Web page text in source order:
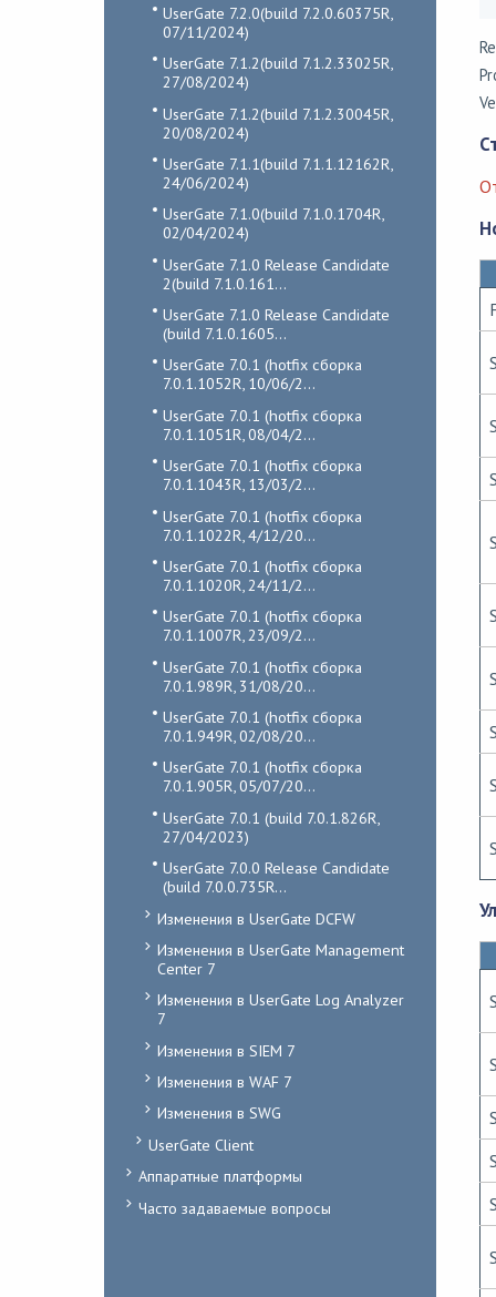
UserGate 7.2.0(build 7.2.0.60375R,
07/11/2024)
UserGate 7.1.2(build 7.1.2.33025R,
27/08/2024)
UserGate 7.1.2(build 7.1.2.30045R,
20/08/2024)
UserGate 7.1.1(build 7.1.1.12162R,
24/06/2024)
UserGate 7.1.0(build 7.1.0.1704R,
02/04/2024)
UserGate 7.1.0 Release Candidate
2(build 7.1.0.161...
UserGate 7.1.0 Release Candidate
(build 7.1.0.1605...
UserGate 7.0.1 (hotfix сборка
7.0.1.1052R, 10/06/2...
UserGate 7.0.1 (hotfix сборка
7.0.1.1051R, 08/04/2...
UserGate 7.0.1 (hotfix сборка
7.0.1.1043R, 13/03/2...
UserGate 7.0.1 (hotfix сборка
7.0.1.1022R, 4/12/20...
UserGate 7.0.1 (hotfix сборка
7.0.1.1020R, 24/11/2...
UserGate 7.0.1 (hotfix сборка
7.0.1.1007R, 23/09/2...
UserGate 7.0.1 (hotfix сборка
7.0.1.989R, 31/08/20...
UserGate 7.0.1 (hotfix сборка
7.0.1.949R, 02/08/20...
UserGate 7.0.1 (hotfix сборка
7.0.1.905R, 05/07/20...
UserGate 7.0.1 (build 7.0.1.826R,
27/04/2023)
UserGate 7.0.0 Release Candidate
(build 7.0.0.735R...
Изменения в UserGate DCFW
Изменения в UserGate Management
Center 7
Изменения в UserGate Log Analyzer
7
Изменения в SIEM 7
Изменения в WAF 7
Изменения в SWG
UserGate Client
Аппаратные платформы
Часто задаваемые вопросы